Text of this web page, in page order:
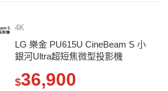
4K
LG 樂金 PU615U CineBeam S 小
銀河Ultra超短焦微型投影機
$36,900